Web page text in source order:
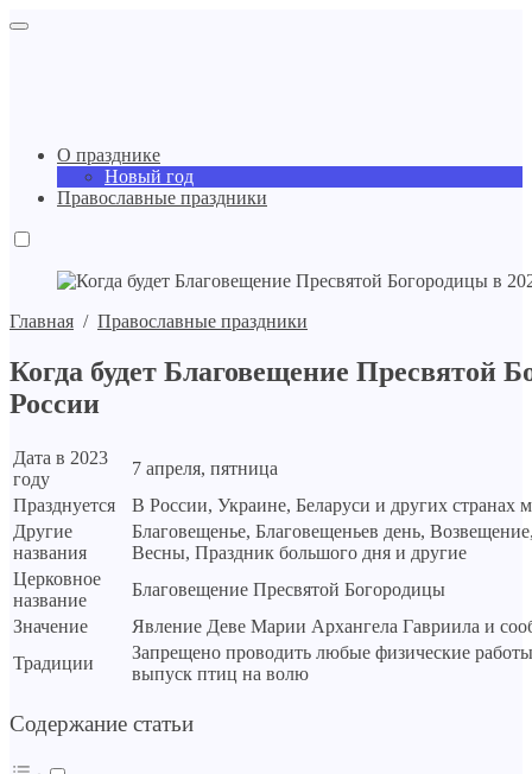
О празднике
Новый год
Православные праздники
Главная / Православные праздники
Когда будет Благовещение Пресвятой
России
Дата в 2023
году
7 апреля, пятница
Празднуется
В России, Украине, Беларуси и других странах
Другие
названия
Благовещенье, Благовещеньев день,
Весны, Праздник большого дня и другие
Церковное
название
Благовещение Пресвятой Богородицы
Значение
Явление Деве Марии Архангела Гавриила и
Традиции
Запрещено проводить любые физические
выпуск птиц на волю
Содержание статьи